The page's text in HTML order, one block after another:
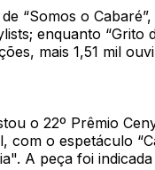
“Somos o
enquanto
mais 1,51 mil
o 22º Prêmio
com o espetáculo
A peça foi